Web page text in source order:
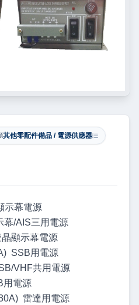
其他零配件備品 / 電源供應器
示幕電源
/AIS三用電源
顯示幕電源
SSB用電源
VHF共用電源
電源
雷達用電源